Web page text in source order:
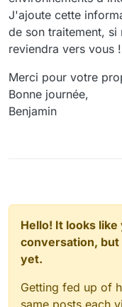
J'ajoute cette
de son traitement, si
reviendra vers vous !
Merci pour votre
Bonne journée,
Benjamin
Hello! It looks
conversation,
yet.
Getting fed up of